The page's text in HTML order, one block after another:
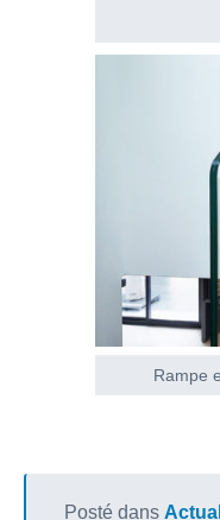
Rampe
Posté dans